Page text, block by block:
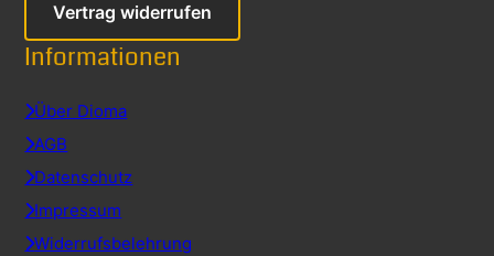
Vertrag widerrufen
Informationen
Über Dioma
AGB
Datenschutz
Impressum
Widerrufsbelehrung